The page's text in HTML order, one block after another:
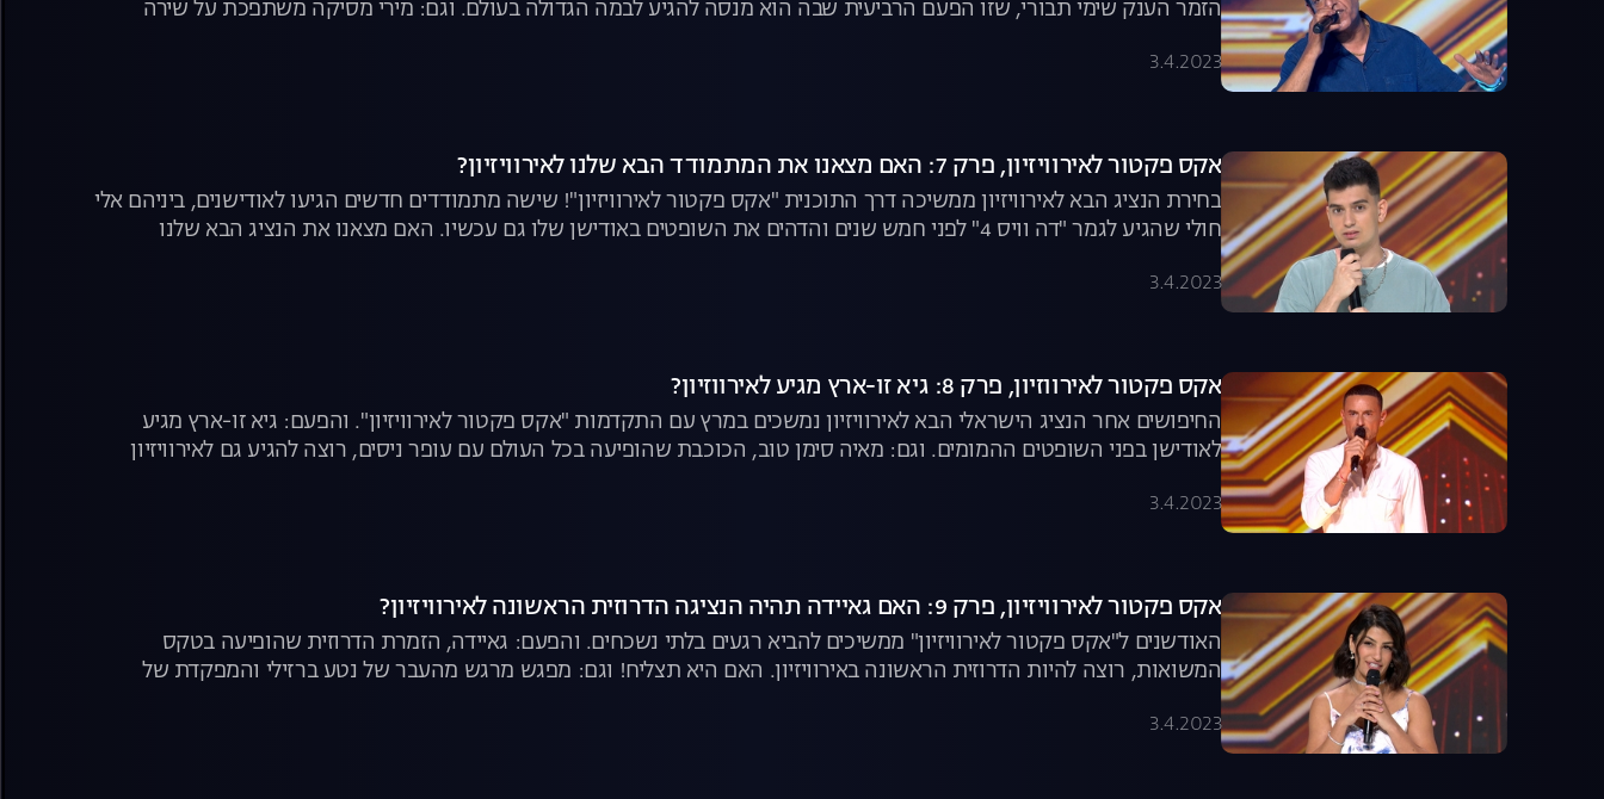
הזמר הענק שימי תבורי, שזו הפעם הרביעית שבה הוא מנסה להגיע לבמה הגדולה בעולם. וגם: מירי מסיקה משתפכת על שירה
אטיאס וזהבה כהן מהממת את השופטים. צפו בפרק
3.4.2023
אקס פקטור לאירוויזיון, פרק 7: האם מצאנו את המתמודד הבא שלנו לאירוויזיון?
בחירת הנציג הבא לאירוויזיון ממשיכה דרך התוכנית "אקס פקטור לאירוויזיון"! שישה מתמודדים חדשים הגיעו לאודישנים, ביניהם אלי
חולי שהגיע לגמר "דה וויס 4" לפני חמש שנים והדהים את השופטים באודישן שלו גם עכשיו. האם מצאנו את הנציג הבא שלנו
לתחרות המוזיקה הגדולה בעולם? צפו בפרק המלא
3.4.2023
אקס פקטור לאירווזיון, פרק 8: גיא זו-ארץ מגיע לאירווזיון?
החיפושים אחר הנציג הישראלי הבא לאירוויזיון נמשכים במרץ עם התקדמות "אקס פקטור לאירוויזיון". והפעם: גיא זו-ארץ מגיע
לאודישן בפני השופטים ההמומים. וגם: מאיה סימן טוב, הכוכבת שהופיעה בכל העולם עם עופר ניסים, רוצה להגיע גם לאירוויזיון
ופתחיה לוי חוהה רגע קסום על הבמה. צפו בפרק
3.4.2023
אקס פקטור לאירוויזיון, פרק 9: האם גאיידה תהיה הנציגה הדרוזית הראשונה לאירוויזיון?
האודשנים ל"אקס פקטור לאירוויזיון" ממשיכים להביא רגעים בלתי נשכחים. והפעם: גאיידה, הזמרת הדרוזית שהופיעה בטקס
המשואות, רוצה להיות הדרוזית הראשונה באירוויזיון. האם היא תצליח! וגם: מפגש מרגש מהעבר של נטע ברזילי והמפקדת של
הלהקה הצבאית שלהע. צפו בפרק
3.4.2023